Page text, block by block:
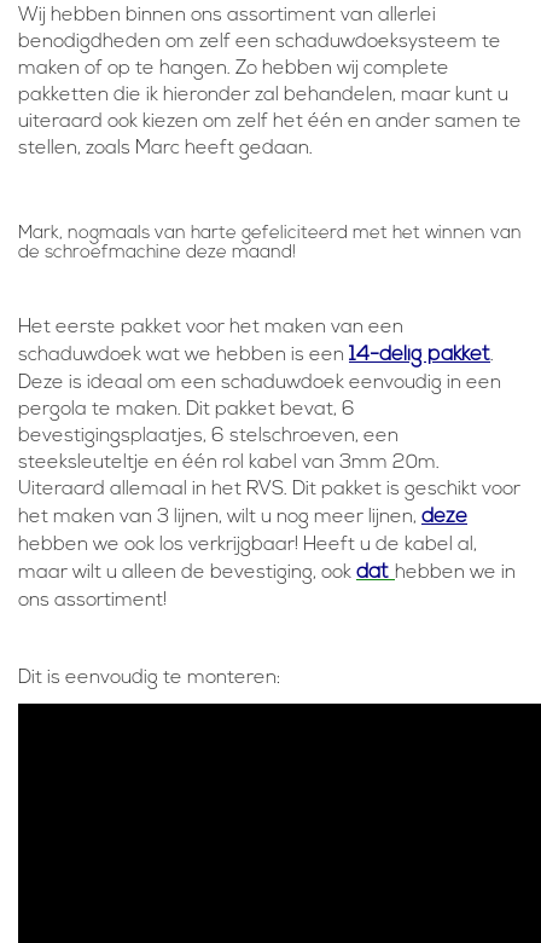
Wij hebben binnen ons assortiment van allerlei
benodigdheden om zelf een schaduwdoeksysteem te
maken of op te hangen. Zo hebben wij complete
pakketten die ik hieronder zal behandelen, maar kunt u
uiteraard ook kiezen om zelf het één en ander samen te
stellen, zoals Marc heeft gedaan.
Mark, nogmaals van harte gefeliciteerd met het winnen van
de schroefmachine deze maand!
Het eerste pakket voor het maken van een
schaduwdoek wat we hebben is een 14-delig pakket.
Deze is ideaal om een schaduwdoek eenvoudig in een
pergola te maken. Dit pakket bevat, 6
bevestigingsplaatjes, 6 stelschroeven, een
steeksleuteltje en één rol kabel van 3mm 20m.
Uiteraard allemaal in het RVS. Dit pakket is geschikt voor
het maken van 3 lijnen, wilt u nog meer lijnen, deze
hebben we ook los verkrijgbaar! Heeft u de kabel al,
maar wilt u alleen de bevestiging, ook dat hebben we in
ons assortiment!
Dit is eenvoudig te monteren: